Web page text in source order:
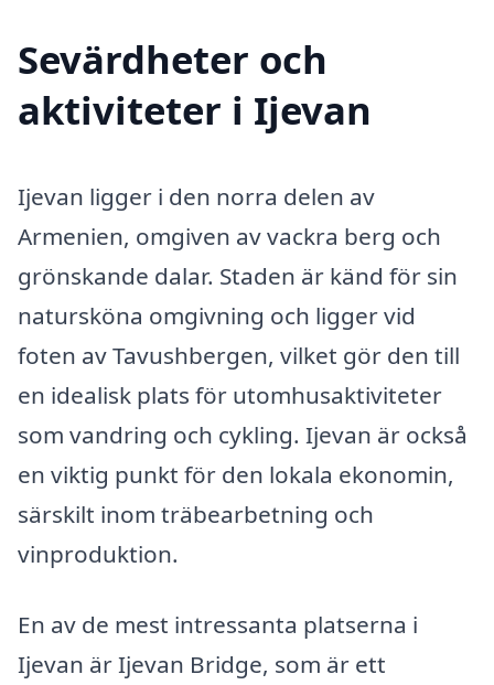
Sevärdheter och
aktiviteter i Ijevan
Ijevan ligger i den norra delen av
Armenien, omgiven av vackra berg och
grönskande dalar. Staden är känd för sin
natursköna omgivning och ligger vid
foten av Tavushbergen, vilket gör den till
en idealisk plats för utomhusaktiviteter
som vandring och cykling. Ijevan är också
en viktig punkt för den lokala ekonomin,
särskilt inom träbearbetning och
vinproduktion.
En av de mest intressanta platserna i
Ijevan är Ijevan Bridge, som är ett